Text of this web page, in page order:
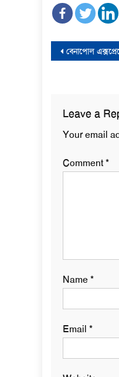
Post
Leave a
Your email
Comment*
Name*
Email *